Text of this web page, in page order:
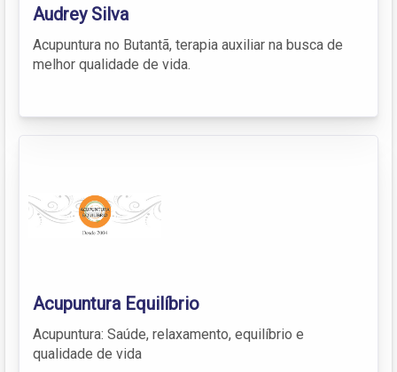
Audrey Silva
Acupuntura no Butantã, terapia auxiliar na busca de
melhor qualidade de vida.
Acupuntura Equilíbrio
Acupuntura: Saúde, relaxamento, equilíbrio e
qualidade de vida